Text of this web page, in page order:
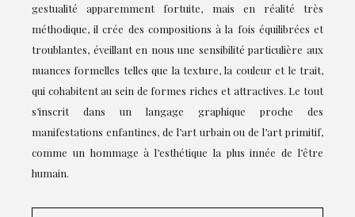
gestualité apparemment fortuite, mais en réalité très
méthodique, il crée des compositions à la fois équilibrées et
troublantes, éveillant en nous une sensibilité particulière aux
nuances formelles telles que la texture, la couleur et le trait,
qui cohabitent au sein de formes riches et attractives. Le tout
s’inscrit dans un langage graphique proche des
manifestations enfantines, de l’art urbain ou de l’art primitif,
comme un hommage à l’esthétique la plus innée de l’être
humain.